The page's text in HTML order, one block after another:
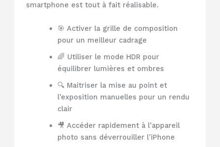
smartphone est tout à fait réalisable.
🎯 Activer la grille de composition
pour un meilleur cadrage
🌈 Utiliser le mode HDR pour
équilibrer lumières et ombres
🔍 Maitriser la mise au point et
l’exposition manuelles pour un rendu
clair
🎥 Accéder rapidement à l’appareil
photo sans déverrouiller l’iPhone